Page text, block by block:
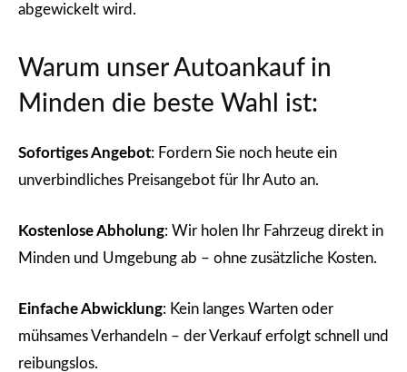
abgewickelt wird.
Warum unser Autoankauf in
Minden die beste Wahl ist:
Sofortiges Angebot: Fordern Sie noch heute ein
unverbindliches Preisangebot für Ihr Auto an.
Kostenlose Abholung: Wir holen Ihr Fahrzeug direkt in
Minden und Umgebung ab – ohne zusätzliche Kosten.
Einfache Abwicklung: Kein langes Warten oder
mühsames Verhandeln – der Verkauf erfolgt schnell und
reibungslos.